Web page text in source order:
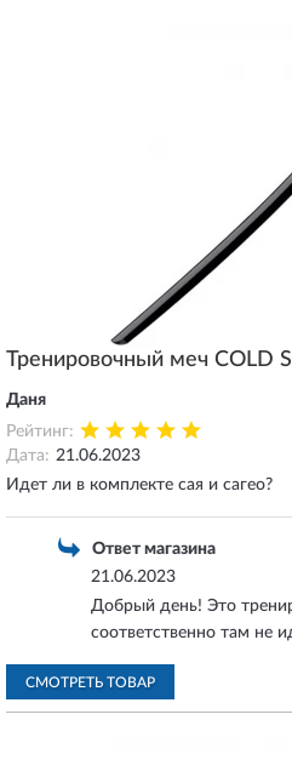
Тренировочный меч COLD
Даня
Рейтинг:
Дата: 21.06.2023
Идет ли в комплекте сая и сагео?
Ответ магазина
21.06.2023
Добрый день! Это
соответственно там не
СМОТРЕТЬ ТОВАР